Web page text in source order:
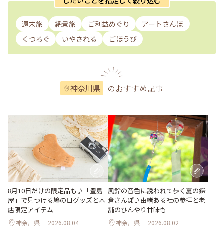
週末旅 絶景旅 ご利益めぐり
アートさんぽ
くつろぐ
いやされる ごほうび
神奈川県 のおすすめ記事
8月10日だけの限定品も♪「豊島
屋」で見つける鳩の日グッズと本
店限定アイテム
神奈川県 2026.08.04
風鈴の音色に誘われて歩く夏の鎌
倉さんぽ♪由緒ある社の参拝と老
舗のひんやり甘味も
神奈川県 2026.08.02